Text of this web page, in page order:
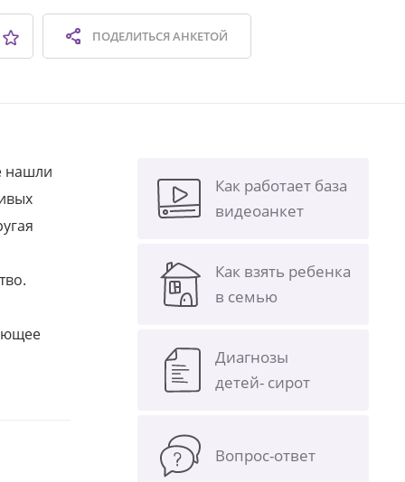
ПОДЕЛИТЬСЯАНКЕТОЙ
нашли
Как работает база
видеоанкет
Как взять ребенка
в семью
Диагнозы
детей- сирот
Вопрос-ответ